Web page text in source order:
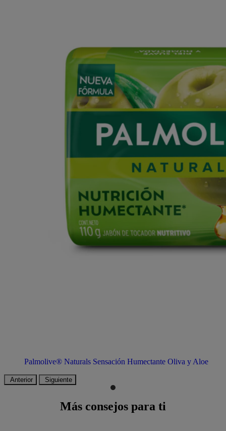
Palmolive® Naturals Sensación Humectante Oliva y Aloe
Anterior Siguiente
Más consejos para ti